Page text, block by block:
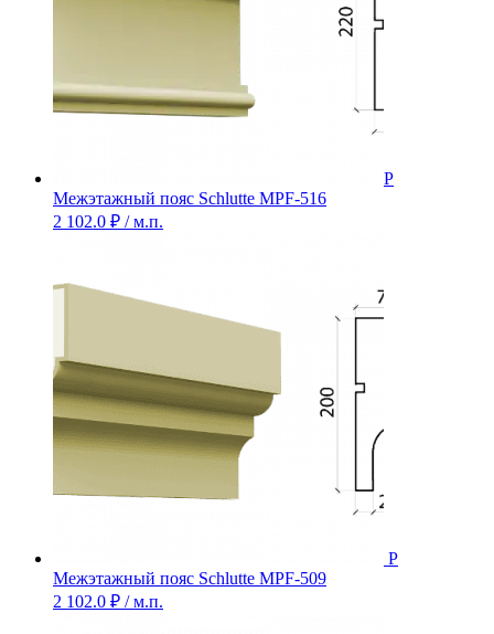
Межэтажный пояс Schlutte MPF-516
2 102.0 ₽ / м.п.
Межэтажный пояс Schlutte MPF-509
2 102.0 ₽ / м.п.